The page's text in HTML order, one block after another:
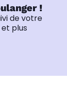
!
de votre
plus